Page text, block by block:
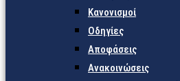
Κανονισμοί
Οδηγίες
Αποφάσεις
Ανακοινώσεις